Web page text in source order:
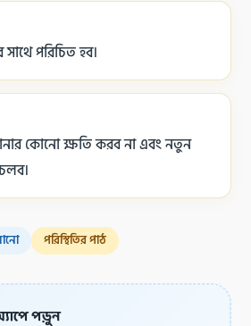
পরিচিত হব।
কোনো ক্ষতি করব না এবং নতুন
পরিস্থিতির পাঠ
পড়ুন